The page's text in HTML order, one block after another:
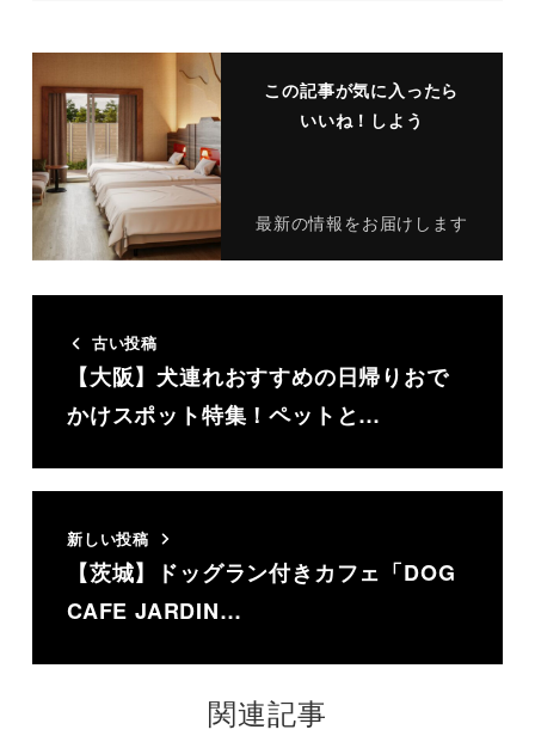
この記事が気に入ったら
いいね！しよう
最新の情報をお届けします
古い投稿
【大阪】犬連れおすすめの日帰りおで
かけスポット特集！ペットと…
新しい投稿
【茨城】ドッグラン付きカフェ「DOG
CAFE JARDIN…
関連記事